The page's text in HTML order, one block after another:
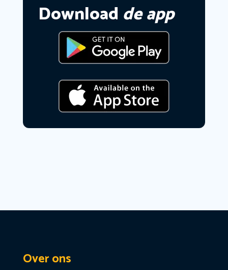
Download de app
Over ons